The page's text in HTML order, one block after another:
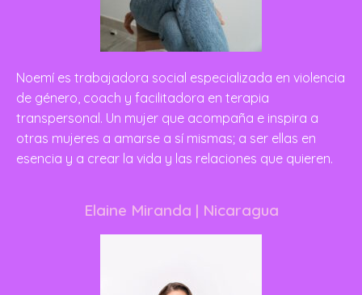
Noemí es trabajadora social especializada en violencia
de género, coach y facilitadora en terapia
transpersonal. Un mujer que acompaña e inspira a
otras mujeres a amarse a sí mismas; a ser ellas en
esencia y a crear la vida y las relaciones que quieren.
Elaine Miranda | Nicaragua